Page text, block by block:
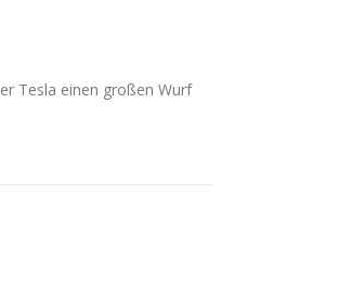
Tesla einen großen Wurf